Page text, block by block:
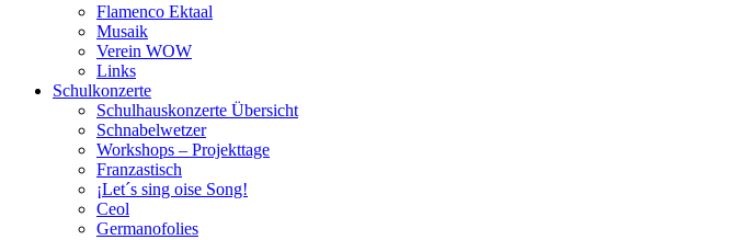
Flamenco Ektaal
Musaik
Verein WOW
Links
Schulkonzerte
Schulhauskonzerte Übersicht
Schnabelwetzer
Workshops – Projekttage
Franzastisch
¡Let´s sing oise Song!
Ceol
Germanofolies